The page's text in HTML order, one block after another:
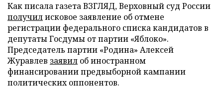
Как писала газета ВЗГЛЯД, Верховный суд России
получилисковое заявление об отмене
регистрации федерального списка кандидатов в
депутаты Госдумы от партии «Яблоко».
Председатель партии «Родина» Алексей
Журавлев заявил об иностранном
финансировании предвыборной кампании
политических оппонентов.